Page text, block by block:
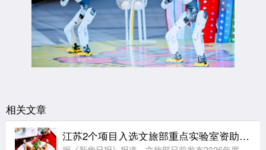
相关文章
江苏2个项目入选文旅部重点实验室资助项目立项名单